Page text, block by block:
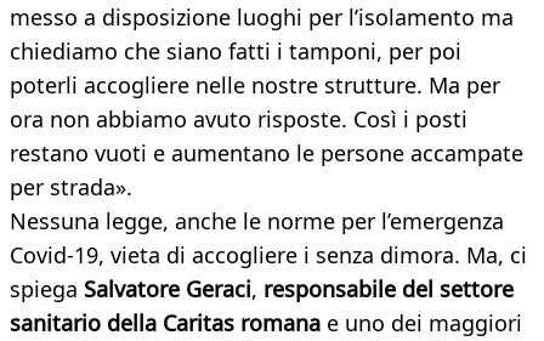
messo a disposizione luoghi per l’isolamento ma
chiediamo che siano fatti i tamponi, per poi
poterli accogliere nelle nostre strutture. Ma per
ora non abbiamo avuto risposte. Così i posti
restano vuoti e aumentano le persone accampate
per strada».
Nessuna legge, anche le norme per l’emergenza
Covid-19, vieta di accogliere i senza dimora. Ma, ci
spiega Salvatore Geraci, responsabile del settore
sanitario della Caritas romana e uno dei maggiori